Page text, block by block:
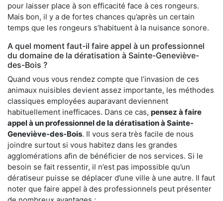
pour laisser place à son efficacité face à ces rongeurs.
Mais bon, il y a de fortes chances qu’après un certain
temps que les rongeurs s’habituent à la nuisance sonore.
A quel moment faut-il faire appel à un professionnel
du domaine de la dératisation à Sainte-Geneviève-
des-Bois ?
Quand vous vous rendez compte que l’invasion de ces
animaux nuisibles devient assez importante, les méthodes
classiques employées auparavant deviennent
habituellement inefficaces. Dans ce cas, pensez à faire
appel à un professionnel de la dératisation à Sainte-
Geneviève-des-Bois. Il vous sera très facile de nous
joindre surtout si vous habitez dans les grandes
agglomérations afin de bénéficier de nos services. Si le
besoin se fait ressentir, il n’est pas impossible qu’un
dératiseur puisse se déplacer d’une ville à une autre. Il faut
noter que faire appel à des professionnels peut présenter